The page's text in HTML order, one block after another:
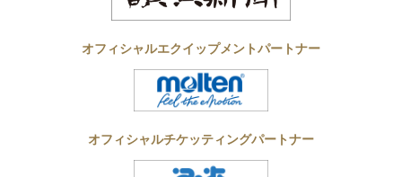
オフィシャルエクイップメントパートナー
オフィシャルチケッティングパートナー